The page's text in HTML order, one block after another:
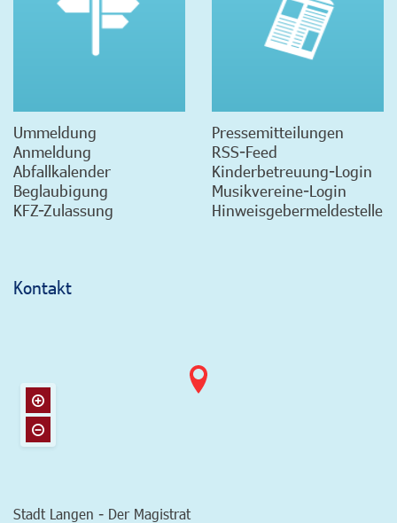
Ummeldung
Anmeldung
Abfallkalender
Beglaubigung
KFZ-Zulassung
Pressemitteilungen
RSS-Feed
Kinderbetreuung-Login
Musikvereine-Login
Hinweisgebermeldestelle
Kontakt
Stadt Langen - Der Magistrat